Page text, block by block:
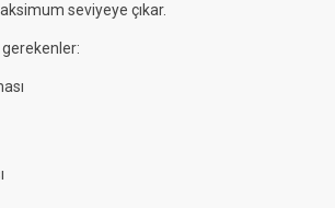
seviyeye çıkar.